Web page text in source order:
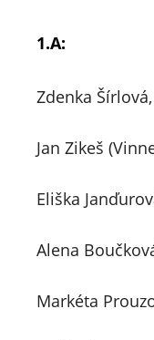
1.A:
Zdenka Šírlová,
Jan Zikeš
Eliška
Alena
Markéta